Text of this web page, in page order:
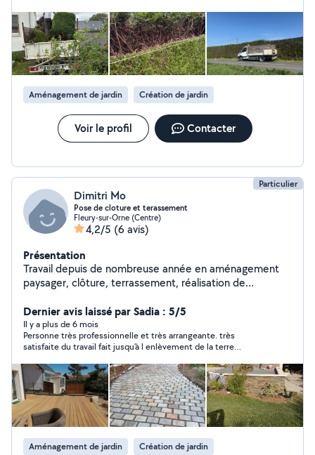
Aménagement de jardin Création de jardin
Voir le profil Contacter
Particulier
Dimitri Mo
Pose de cloture et terassement
Fleury-sur-Orne (Centre)
4,2/5 (6 avis)
Présentation
Travail depuis de nombreuse année en aménagement
paysager, clôture, terrassement, réalisation de
Dernier avis laissé par Sadia : 5/5
Il y a plus de 6 mois
Personne très professionnelle et très arrangeante. très
satisfaite du travail fait jusqu'à l enlèvement de la terre
Aménagement de jardin Création de jardin